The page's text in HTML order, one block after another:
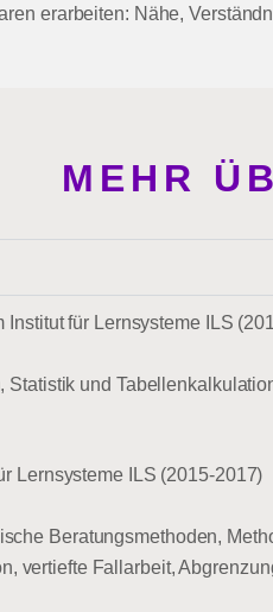
erarbeiten: Nähe,
MEHR
Institut für Lernsysteme ILS
und
Lernsysteme ILS (2015-2017)
Beratungsmethoden,
vertiefte Fallarbeit,